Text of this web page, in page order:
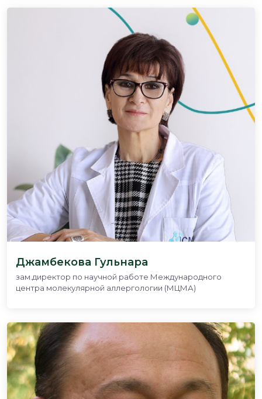
Джамбекова Гульнара
зам.директор по научной работе Международного
центра молекулярной аллергологии (МЦМА)